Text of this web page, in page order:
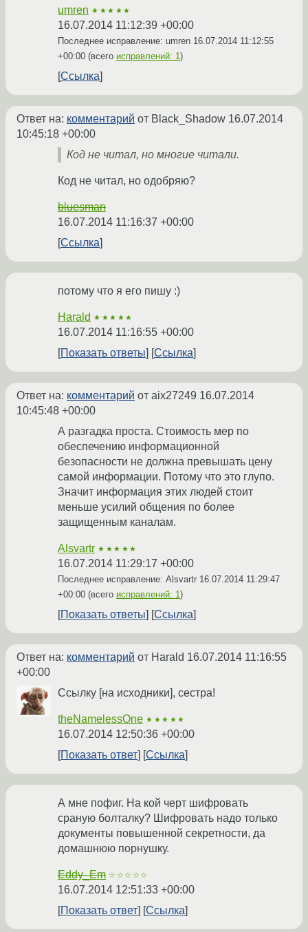
umren ★★★★★
16.07.2014 11:12:39 +00:00
Последнее исправление: umren 16.07.2014 11:12:55
+00:00 (всего исправлений: 1)
Ссылка
Ответ на: комментарий от Black_Shadow 16.07.2014
10:45:18 +00:00
Код не читал, но многие читали.
Код не читал, но одобряю?
bluesman
16.07.2014 11:16:37 +00:00
Ссылка
потому что я его пишу :)
Harald ★★★★★
16.07.2014 11:16:55 +00:00
Показать ответы
Ссылка
Ответ на: комментарий от aix27249 16.07.2014
10:45:48 +00:00
А разгадка проста. Стоимость мер по
обеспечению информационной
безопасности не должна превышать цену
самой информации. Потому что это глупо.
Значит информация этих людей стоит
меньше усилий общения по более
защищенным каналам.
Alsvartr ★★★★★
16.07.2014 11:29:17 +00:00
Последнее исправление: Alsvartr 16.07.2014 11:29:47
+00:00 (всего исправлений: 1)
Показать ответы Ссылка
Ответ на: комментарий от Harald 16.07.2014 11:16:55
+00:00
Ссылку [на исходники], сестра!
theNamelessOne ★★★★★
16.07.2014 12:50:36 +00:00
Показать ответ
Ссылка
А мне пофиг. На кой черт шифровать
сраную болталку? Шифровать надо только
документы повышенной секретности, да
домашнюю порнушку.
Eddy_Em ☆☆☆☆☆
16.07.2014 12:51:33 +00:00
Показать ответ
Ссылка